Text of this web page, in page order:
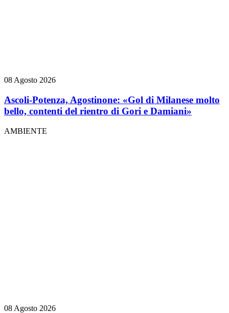
08 Agosto 2026
Ascoli-Potenza, Agostinone: «Gol di Milanese molto
bello, contenti del rientro di Gori e Damiani»
AMBIENTE
08 Agosto 2026